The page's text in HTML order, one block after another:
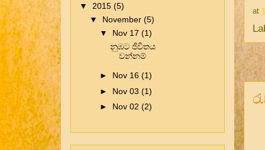
at
▼ 2015(5)
▼ November(5)
▼ Nov 17(1)
නුඹට ජිවිතය
වන්නම්
► Nov 16(1)
► Nov 03(1)
► Nov 02(2)